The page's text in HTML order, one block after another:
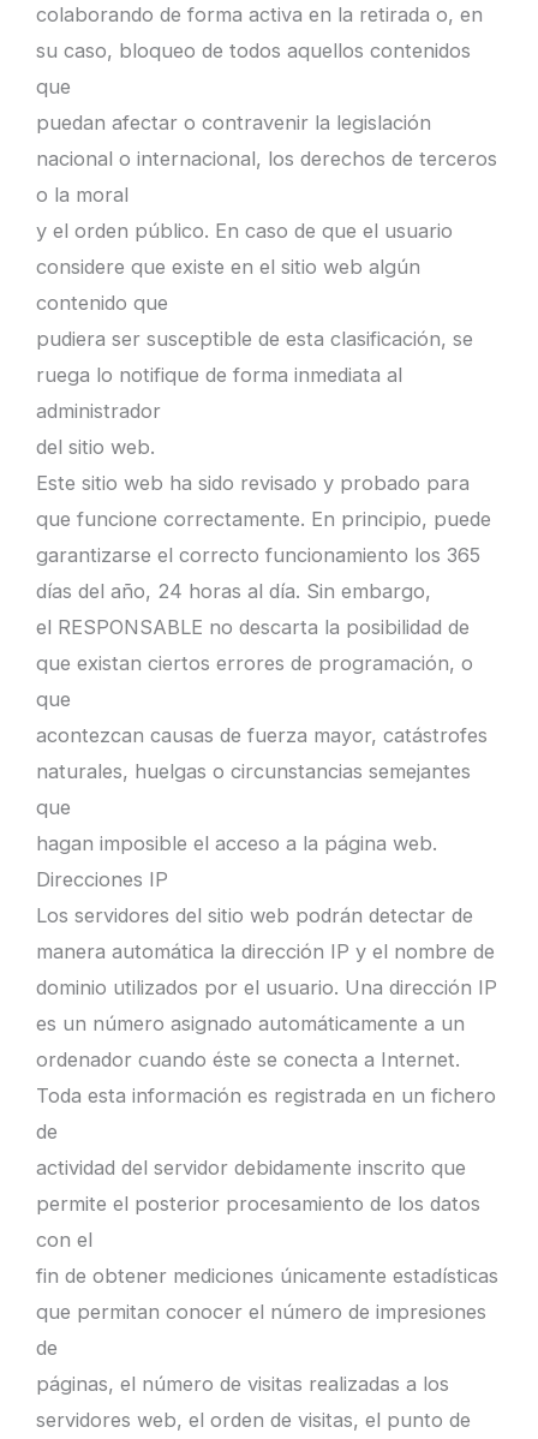
colaborando de forma activa en la retirada o, en
su caso, bloqueo de todos aquellos contenidos
que
puedan afectar o contravenir la legislación
nacional o internacional, los derechos de terceros
o la moral
y el orden público. En caso de que el usuario
considere que existe en el sitio web algún
contenido que
pudiera ser susceptible de esta clasificación, se
ruega lo notifique de forma inmediata al
administrador
del sitio web.
Este sitio web ha sido revisado y probado para
que funcione correctamente. En principio, puede
garantizarse el correcto funcionamiento los 365
días del año, 24 horas al día. Sin embargo,
el RESPONSABLE no descarta la posibilidad de
que existan ciertos errores de programación, o
que
acontezcan causas de fuerza mayor, catástrofes
naturales, huelgas o circunstancias semejantes
que
hagan imposible el acceso a la página web.
Direcciones IP
Los servidores del sitio web podrán detectar de
manera automática la dirección IP y el nombre de
dominio utilizados por el usuario. Una dirección IP
es un número asignado automáticamente a un
ordenador cuando éste se conecta a Internet.
Toda esta información es registrada en un fichero
de
actividad del servidor debidamente inscrito que
permite el posterior procesamiento de los datos
con el
fin de obtener mediciones únicamente estadísticas
que permitan conocer el número de impresiones
de
páginas, el número de visitas realizadas a los
servidores web, el orden de visitas, el punto de